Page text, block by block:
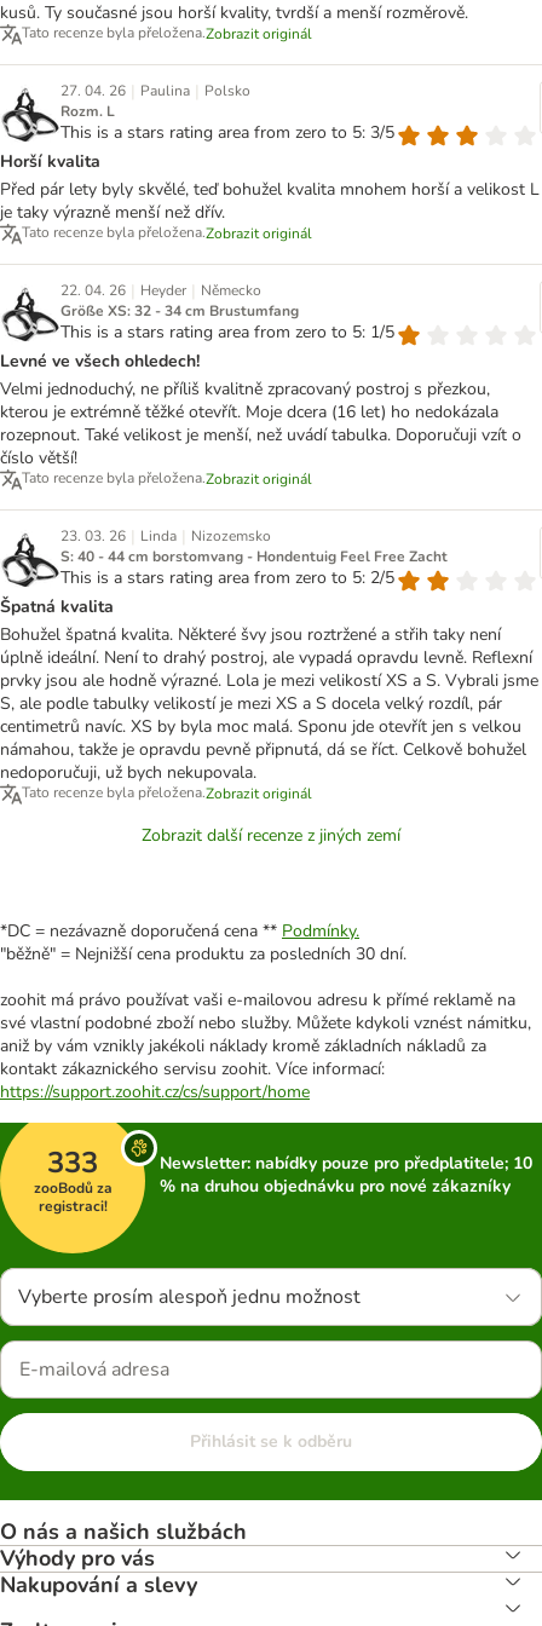
kusů. Ty současné jsou horší kvality, tvrdší a menší rozměrově.
Tato recenze byla přeložena.Zobrazit originál
27. 04. 26 | Paulina | Polsko
Rozm. L
This is a stars rating area from zero to 5: 3/5
Horší kvalita
Před pár lety byly skvělé, teď bohužel kvalita mnohem horší a velikost L
je taky výrazně menší než dřív.
Tato recenze byla přeložena.Zobrazit originál
22. 04. 26 | Heyder | Německo
Größe XS: 32 - 34 cm Brustumfang
This is a stars rating area from zero to 5: 1/5
Levné ve všech ohledech!
Velmi jednoduchý, ne příliš kvalitně zpracovaný postroj s přezkou,
kterou je extrémně těžké otevřít. Moje dcera (16 let) ho nedokázala
rozepnout. Také velikost je menší, než uvádí tabulka. Doporučuji vzít o
číslo větší!
Tato recenze byla přeložena.Zobrazit originál
23. 03. 26 | Linda | Nizozemsko
S: 40 - 44 cm borstomvang - Hondentuig Feel Free Zacht
This is a stars rating area from zero to 5: 2/5
Špatná kvalita
Bohužel špatná kvalita. Některé švy jsou roztržené a střih taky není
úplně ideální. Není to drahý postroj, ale vypadá opravdu levně. Reflexní
prvky jsou ale hodně výrazné. Lola je mezi velikostí XS a S. Vybrali jsme
S, ale podle tabulky velikostí je mezi XS a S docela velký rozdíl, pár
centimetrů navíc. XS by byla moc malá. Sponu jde otevřít jen s velkou
námahou, takže je opravdu pevně připnutá, dá se říct. Celkově bohužel
nedoporučuji, už bych nekupovala.
Tato recenze byla přeložena.Zobrazit originál
Zobrazit další recenze z jiných zemí
*DC = nezávazně doporučená cena ** Podmínky.
"běžně" = Nejnižší cena produktu za posledních 30 dní.
zoohit má právo používat vaši e-mailovou adresu k přímé reklamě na
své vlastní podobné zboží nebo služby. Můžete kdykoli vznést námitku,
aniž by vám vznikly jakékoli náklady kromě základních nákladů za
kontakt zákaznického servisu zoohit. Více informací:
https://support.zoohit.cz/cs/support/home
333
zooBodů za
registraci!
Newsletter: nabídky pouze pro předplatitele; 10
% na druhou objednávku pro nové zákazníky
Vyberte prosím alespoň jednu možnost
Přihlásit se k odběru
O nás a našich službách
Výhody pro vás
Nakupování a slevy